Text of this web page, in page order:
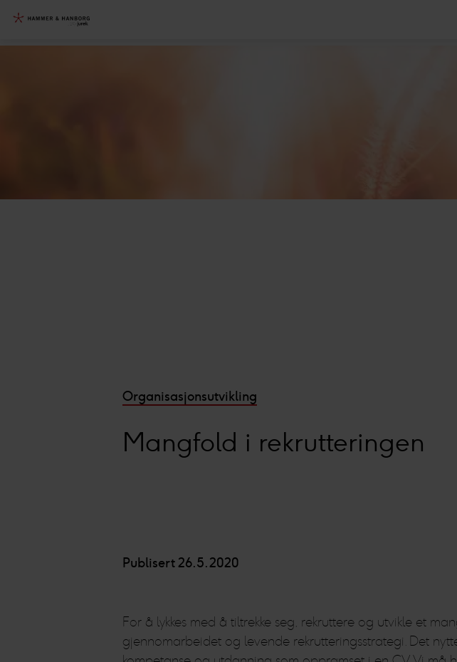
Organisasjonsutvikling
Mangfold i rekrutteringen
Publisert 26.5.2020
For å lykkes med å tiltrekke seg, rekruttere og utvikle et
gjennomarbeidet og levende rekrutteringsstrategi. Det